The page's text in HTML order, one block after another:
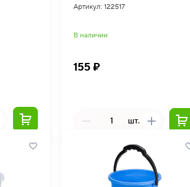
Артикул: 122517
В наличии
155 ₽
шт.